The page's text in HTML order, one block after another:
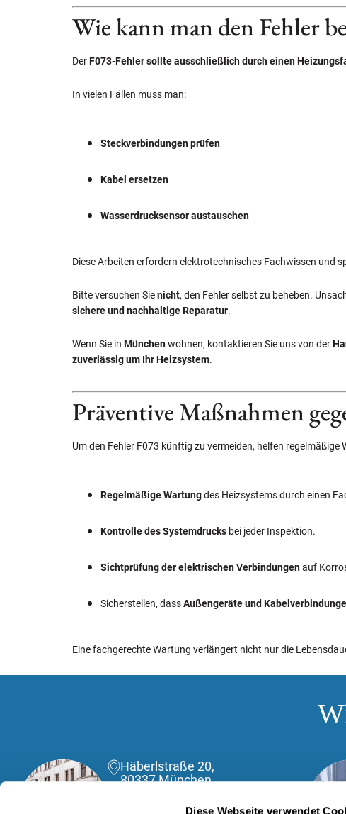
Diese Webseite verwendet
Wie kann man den Fehler
DerF073-Fehler sollte ausschließlich durch einen
In vielen Fällen muss man:
Steckverbindungen prüfen
Kabel ersetzen
Wasserdrucksensor austauschen
Diese Arbeiten erfordern elektrotechnisches Fachwissen und
Bitte versuchen Sienicht, den Fehler selbst zu beheben.
sichere und nachhaltige Reparatur.
Wenn Sie in Münchenwohnen, kontaktieren Sie uns von der
zuverlässig um Ihr Heizsystem.
Präventive Maßnahmen
Um den Fehler F073 künftig zu vermeiden, helfen
Regelmäßige Wartungdes Heizsystems durch einen
Kontrolle des Systemdrucks bei jeder Inspektion.
Sichtprüfung der elektrischen Verbindungenauf
Sicherstellen, dassAußengeräte und
Eine fachgerechte Wartung verlängert nicht nur die
Häberlstraße 20,
80337 München
(089) 588040120